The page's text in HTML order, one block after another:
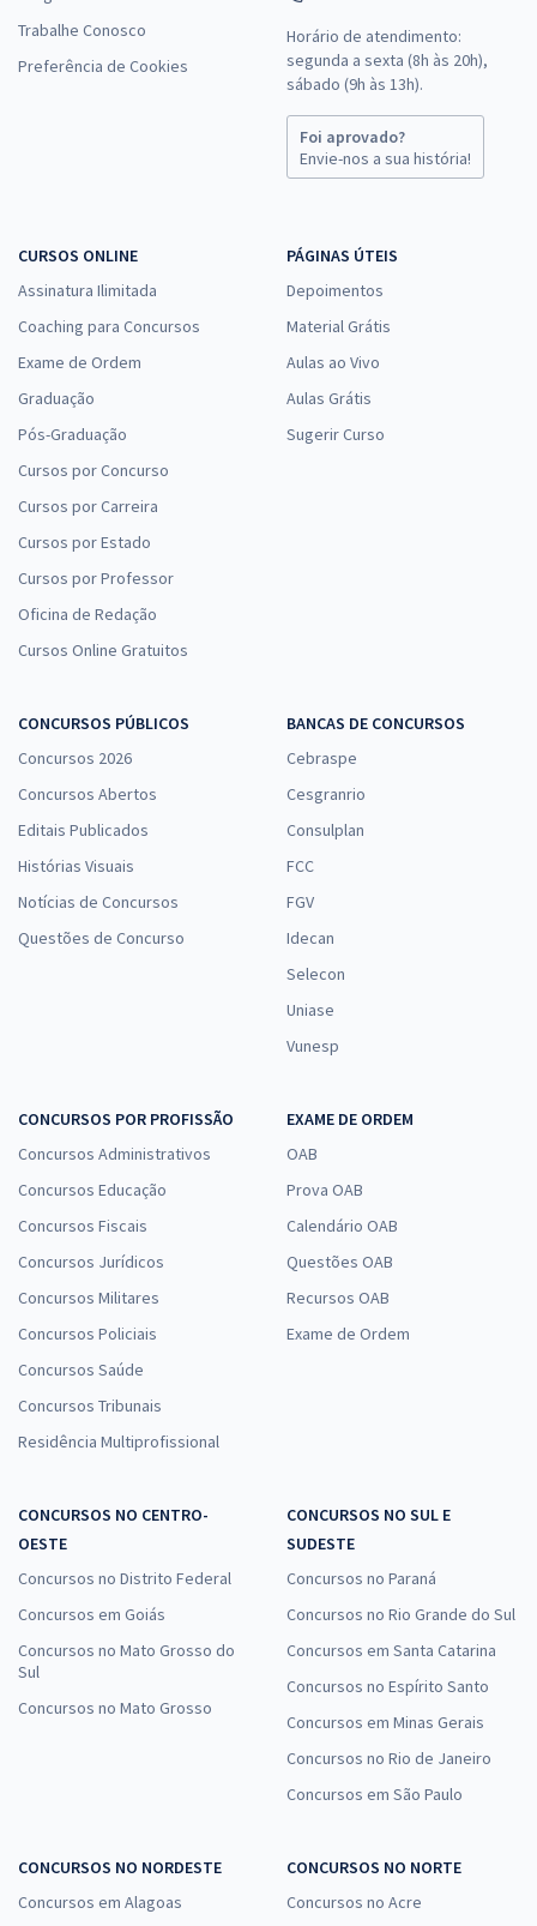
Curso Específico para Residência em Enfermagem - Saúde da
Criança e do Adolescente
9,99
ou R$ 119,90 à vista
Curso Específico para Residência em Enfermagem - Urgência e
9,99
ou R$ 119,90 à vista
Comprar
Curso Específico para Residência em Enfermagem - Saúde da
Curso Específico para Residência em Enfermagem - UTI Pediátrica
9,99
ou R$ 119,90 à vista
Comprar
Curso Gratuito de Resolução de Questões ENARE/FGV - Saúde
Pública/Coletiva/SUS - Professora: Natale Souza
Comprar
Curso Específico para Residência em Enfermagem - Centro Cirúrgico
ou R$ 119,90 à vista
Professores: Alexandre Martins, Débora Juliani e Carol Rocha
por
0,00
- Professoras: Sabrina Marçal, Sara Juliana e Natale Souza
R$ 200,00
Comprar
Trabalhe Conosco
Preferência de Cookies
Horário de atendimento:
segunda a sexta (8h às 20h),
sábado (9h às 13h).
Foi aprovado?
Envie-nos a sua história!
CURSOS ONLINE
Assinatura Ilimitada
Coaching para Concursos
Exame de Ordem
Graduação
Pós-Graduação
Cursos por Concurso
Cursos por Carreira
Cursos por Estado
Cursos por Professor
Oficina de Redação
Cursos Online Gratuitos
PÁGINAS ÚTEIS
Depoimentos
Material Grátis
Aulas ao Vivo
Aulas Grátis
Sugerir Curso
CONCURSOS PÚBLICOS
Concursos 2026
Concursos Abertos
Editais Publicados
Histórias Visuais
Notícias de Concursos
Questões de Concurso
BANCAS DE CONCURSOS
Cebraspe
Cesgranrio
Consulplan
FCC
FGV
Idecan
Selecon
Uniase
Vunesp
CONCURSOS POR PROFISSÃO
Concursos Administrativos
Concursos Educação
Concursos Fiscais
Concursos Jurídicos
Concursos Militares
Concursos Policiais
Concursos Saúde
Concursos Tribunais
Residência Multiprofissional
EXAME DE ORDEM
OAB
Prova OAB
Calendário OAB
Questões OAB
Recursos OAB
Exame de Ordem
CONCURSOS NO CENTRO-
OESTE
Concursos no Distrito Federal
Concursos em Goiás
Concursos no Mato Grosso do
Sul
Concursos no Mato Grosso
CONCURSOS NO SUL E
SUDESTE
Concursos no Paraná
Concursos no Rio Grande do Sul
Concursos em Santa Catarina
Concursos no Espírito Santo
Concursos em Minas Gerais
Concursos no Rio de Janeiro
Concursos em São Paulo
CONCURSOS NO NORDESTE
Concursos em Alagoas
CONCURSOS NO NORTE
Concursos no Acre